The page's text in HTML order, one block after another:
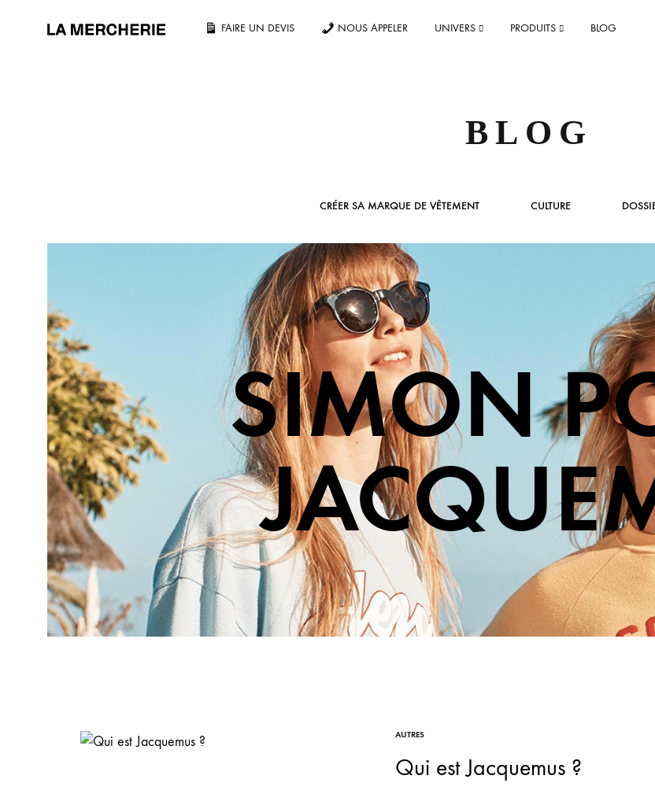
FAIRE UN DEVIS NOUS APPELER UNIVERS PRODUITS
Made in Portugal
Faire une estimation rapide
BLOG
BLOG
CRÉER SA MARQUE DE VÊTEMENT CULTURE
SIMON
AUTRES
Qui est Jacquemus ?